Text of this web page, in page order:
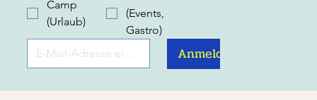
Camp
(Urlaub)
(Events,
Gastro)
Anmelden